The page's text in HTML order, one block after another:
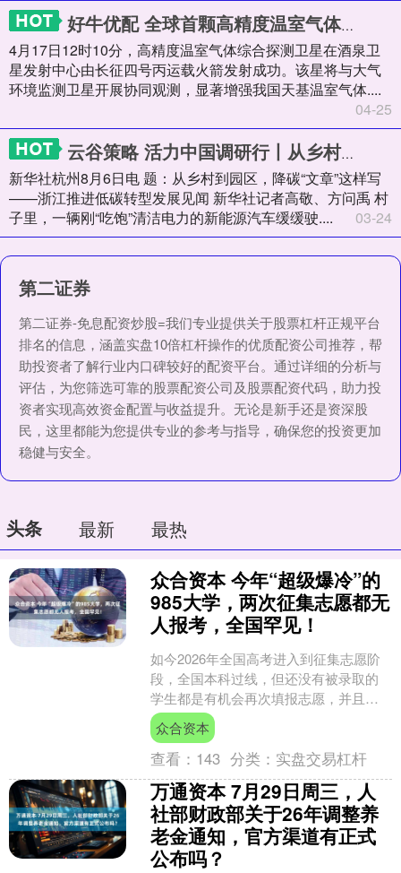
好牛优配 全球首颗高精度温室气体综合探测卫星成功发射，星箭均为上海航天研制
4月17日12时10分，高精度温室气体综合探测卫星在酒泉卫
星发射中心由长征四号丙运载火箭发射成功。该星将与大气
环境监测卫星开展协同观测，显著增强我国天基温室气体....
04-25
云谷策略 活力中国调研行丨从乡村到园区，降碳“文章”这样写——浙江推进低碳转型发展见闻
新华社杭州8月6日电 题：从乡村到园区，降碳“文章”这样写
——浙江推进低碳转型发展见闻 新华社记者高敬、方问禹 村
子里，一辆刚“吃饱”清洁电力的新能源汽车缓缓驶....
03-24
第二证券
第二证券-免息配资炒股=我们专业提供关于股票杠杆正规平台
排名的信息，涵盖实盘10倍杠杆操作的优质配资公司推荐，帮
助投资者了解行业内口碑较好的配资平台。通过详细的分析与
评估，为您筛选可靠的股票配资公司及股票配资代码，助力投
资者实现高效资金配置与收益提升。无论是新手还是资深股
民，这里都能为您提供专业的参考与指导，确保您的投资更加
稳健与安全。
头条 最新 最热
众合资本 今年“超级爆冷”的
985大学，两次征集志愿都无
人报考，全国罕见！
如今2026年全国高考进入到征集志愿阶
段，全国本科过线，但还没有被录取的
学生都是有机会再次填报志愿，并且被
高校录取。 通过观察各地教育考试院公
布的2026年本科....
众合资本
查看： 143 分类： 实盘交易杠杆
万通资本 7月29日周三，人
社部财政部关于26年调整养
老金通知，官方渠道有正式
公布吗？